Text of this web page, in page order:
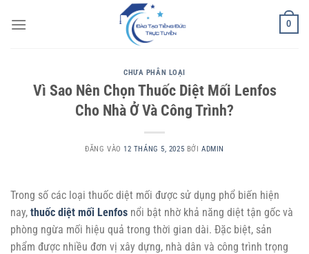
qua
0
CHƯA PHÂN LOẠI
Vì Sao Nên Chọn Thuốc Diệt Mối Lenfos
Cho Nhà Ở Và Công Trình?
ĐĂNG VÀO12 THÁNG 5, 2025 BỞI ADMIN
Trong số các loại thuốc diệt mối được sử dụng phổ biến hiện
nay, thuốc diệt mối Lenfos nổi bật nhờ khả năng diệt tận gốc và
phòng ngừa mối hiệu quả trong thời gian dài. Đặc biệt, sản
phẩm được nhiều đơn vị xây dựng, nhà dân và công trình trọng